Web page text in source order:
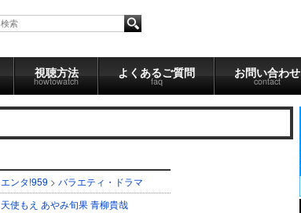
視聴方法
howtowatch
よくあるご質問
faq
お問い合わせ
contact
エンタ!959 > バラエティ・ドラマ
天使もえ あやみ旬果青柳貴哉